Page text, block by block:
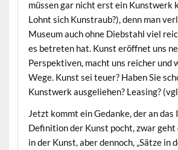
müssen gar nicht erst ein Kunstwerk
Lohnt sich Kunstraub?), denn man
Museum auch ohne Diebstahl viel
es betreten hat. Kunst eröffnet uns
Perspektiven, macht uns reicher und
Wege. Kunst sei teuer? Haben Sie
Kunstwerk ausgeliehen? Leasing?
Jetzt kommt ein Gedanke, der an das
Definition der Kunst pocht, zwar geht
in der Kunst, aber dennoch, „Sätze in